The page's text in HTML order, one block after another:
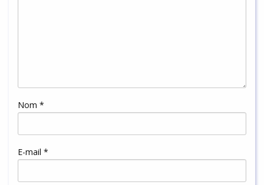
Nom *
E-mail *